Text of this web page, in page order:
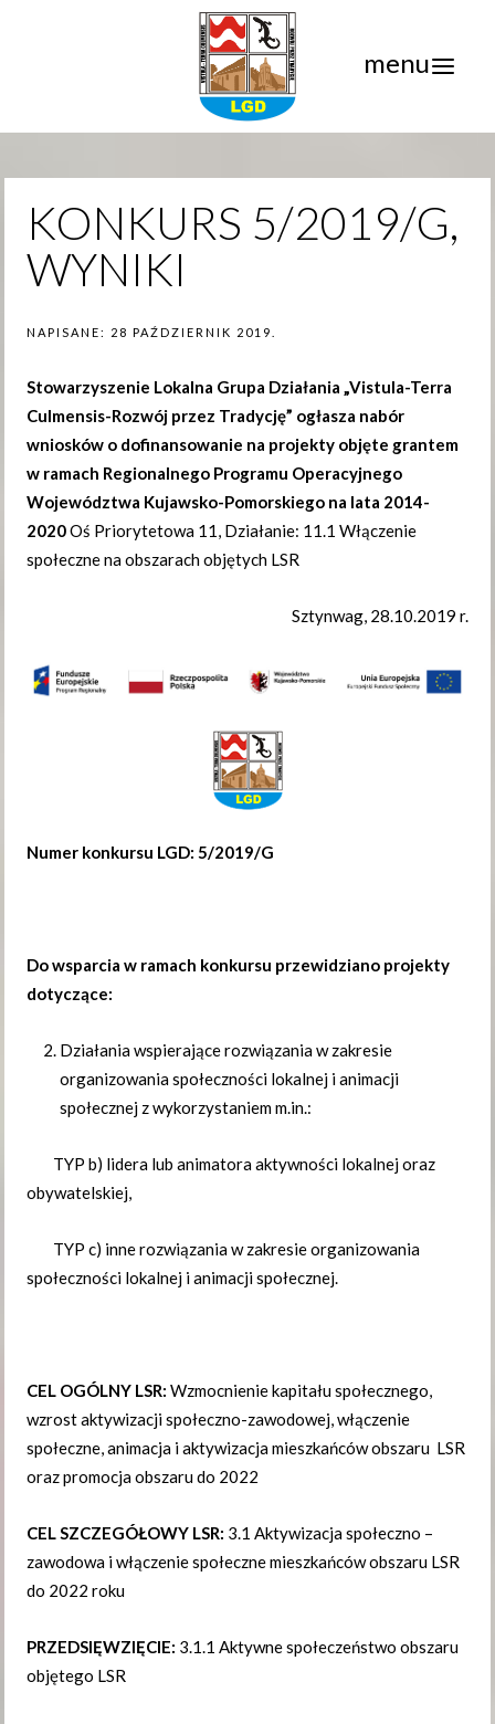
menu
KONKURS 5/2019/G,
WYNIKI
NAPISANE: 28 PAŹDZIERNIK 2019
Stowarzyszenie Lokalna Grupa Działania „Vistula-Terra
Culmensis-Rozwój przez Tradycję” ogłasza nabór
wniosków o dofinansowanie na projekty objęte grantem
w ramach Regionalnego Programu Operacyjnego
Województwa Kujawsko-Pomorskiego na lata 2014-
2020Oś Priorytetowa 11, Działanie: 11.1 Włączenie
społeczne na obszarach objętych LSR
Sztynwag, 28.10.2019 r.
Numer konkursu LGD: 5/2019/G
Do wsparcia w ramach konkursu przewidziano projekty
dotyczące:
Działania wspierające rozwiązania w zakresie
organizowania społeczności lokalnej i animacji
społecznej z wykorzystaniem m.in.:
TYP b) lidera lub animatora aktywności lokalnej oraz
obywatelskiej,
TYP c) inne rozwiązania w zakresie organizowania
społeczności lokalnej i animacji społecznej.
CEL OGÓLNY LSR: Wzmocnienie kapitału społecznego,
wzrost aktywizacji społeczno-zawodowej, włączenie
społeczne, animacja i aktywizacja mieszkańców obszaru LSR
oraz promocja obszaru do 2022
CEL SZCZEGÓŁOWY LSR: 3.1 Aktywizacja społeczno –
zawodowa i włączenie społeczne mieszkańców obszaru LSR
do 2022 roku
PRZEDSIĘWZIĘCIE: 3.1.1 Aktywne społeczeństwo obszaru
objętego LSR